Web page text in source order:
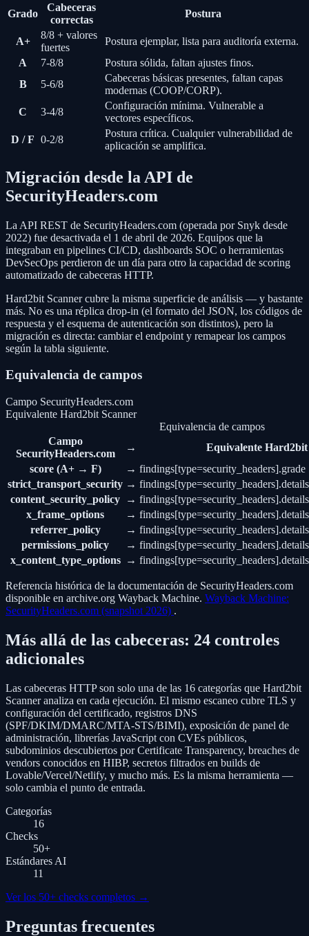
Grado
Cabeceras
correctas
Postura
A+
8/8 + valores
fuertes
Postura ejemplar, lista para auditoría externa.
A
7-8/8
Postura sólida, faltan ajustes finos.
B
5-6/8
Cabeceras básicas presentes, faltan capas
modernas (COOP/CORP).
C
3-4/8
Configuración mínima. Vulnerable a
vectores específicos.
D / F 0-2/8
Postura crítica. Cualquier vulnerabilidad de
aplicación se amplifica.
Migración desde la API de
SecurityHeaders.com
La API REST de SecurityHeaders.com (operada por Snyk desde
2022) fue desactivada el 1 de abril de 2026. Equipos que la
integraban en pipelines CI/CD, dashboards SOC o herramientas
DevSecOps perdieron de un día para otro la capacidad de scoring
automatizado de cabeceras HTTP.
Hard2bit Scanner cubre la misma superficie de análisis — y bastante
más. No es una réplica drop-in (el formato del JSON, los códigos de
respuesta y el esquema de autenticación son distintos), pero la
migración es directa: cambiar el endpoint y remapear los campos
según la tabla siguiente.
Equivalencia de campos
Campo SecurityHeaders.com
Equivalente Hard2bit Scanner
Equivalencia de campos
Campo
SecurityHeaders.com
→
Equivalente Hard2bit
score (A+ → F)
→ findings[type=security_headers].grade
strict_transport_security →
content_security_policy
→
x_frame_options
→
referrer_policy
→
permissions_policy
→
x_content_type_options
→
Referencia histórica de la documentación de SecurityHeaders.com
disponible en archive.org Wayback Machine. Wayback Machine:
SecurityHeaders.com (snapshot 2026) .
Más allá de las cabeceras: 24 controles
adicionales
Las cabeceras HTTP son solo una de las 16 categorías que Hard2bit
Scanner analiza en cada ejecución. El mismo escaneo cubre TLS y
configuración del certificado, registros DNS
(SPF/DKIM/DMARC/MTA-STS/BIMI), exposición de panel de
administración, librerías JavaScript con CVEs públicos,
subdominios descubiertos por Certificate Transparency, breaches de
vendors conocidos en HIBP, secretos filtrados en builds de
Lovable/Vercel/Netlify, y mucho más. Es la misma herramienta —
solo cambia el punto de entrada.
Categorías
16
Checks
50+
Estándares AI
11
Ver los 50+ checks completos →
Preguntas frecuentes